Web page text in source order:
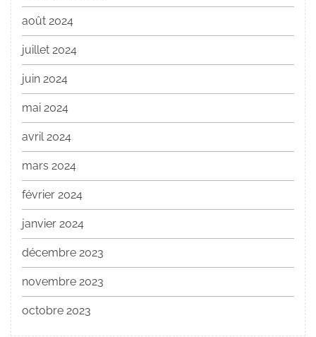
août 2024
juillet 2024
juin 2024
mai 2024
avril 2024
mars 2024
février 2024
janvier 2024
décembre 2023
novembre 2023
octobre 2023